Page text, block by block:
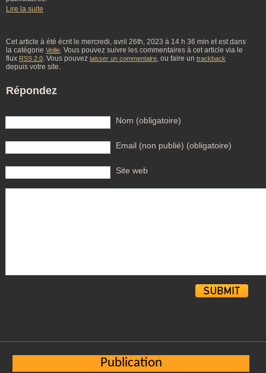
Lire la suite
Cet article à été écrit le mercredi, avril 26th, 2023 à 14 h 36 min et est dans
la catégorie Veille. Vous pouvez suivre les commentaires à cet article via le
flux RSS 2.0. Vous pouvez laisser un commentaire, ou faire un trackback
depuis votre site.
Répondez
Nom (obligatoire)
Email (non publié) (obligatoire)
Site web
Publication